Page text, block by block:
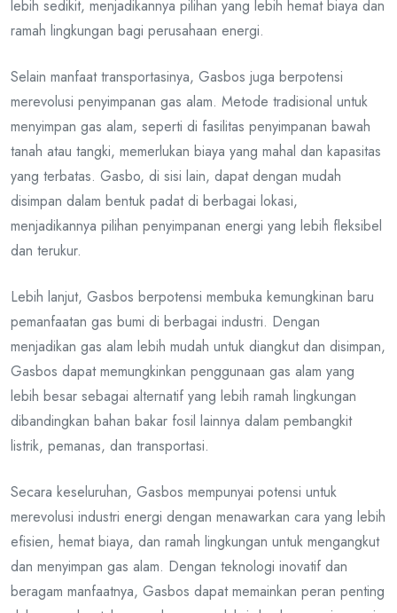
lebih sedikit, menjadikannya pilihan yang lebih hemat biaya dan
ramah lingkungan bagi perusahaan energi.
Selain manfaat transportasinya, Gasbos juga berpotensi
merevolusi penyimpanan gas alam. Metode tradisional untuk
menyimpan gas alam, seperti di fasilitas penyimpanan bawah
tanah atau tangki, memerlukan biaya yang mahal dan kapasitas
yang terbatas. Gasbo, di sisi lain, dapat dengan mudah
disimpan dalam bentuk padat di berbagai lokasi,
menjadikannya pilihan penyimpanan energi yang lebih fleksibel
dan terukur.
Lebih lanjut, Gasbos berpotensi membuka kemungkinan baru
pemanfaatan gas bumi di berbagai industri. Dengan
menjadikan gas alam lebih mudah untuk diangkut dan disimpan,
Gasbos dapat memungkinkan penggunaan gas alam yang
lebih besar sebagai alternatif yang lebih ramah lingkungan
dibandingkan bahan bakar fosil lainnya dalam pembangkit
listrik, pemanas, dan transportasi.
Secara keseluruhan, Gasbos mempunyai potensi untuk
merevolusi industri energi dengan menawarkan cara yang lebih
efisien, hemat biaya, dan ramah lingkungan untuk mengangkut
dan menyimpan gas alam. Dengan teknologi inovatif dan
beragam manfaatnya, Gasbos dapat memainkan peran penting